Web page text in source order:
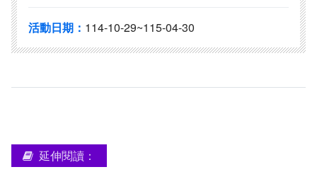
活動日期： 114-10-29~115-04-30
延伸閱讀：